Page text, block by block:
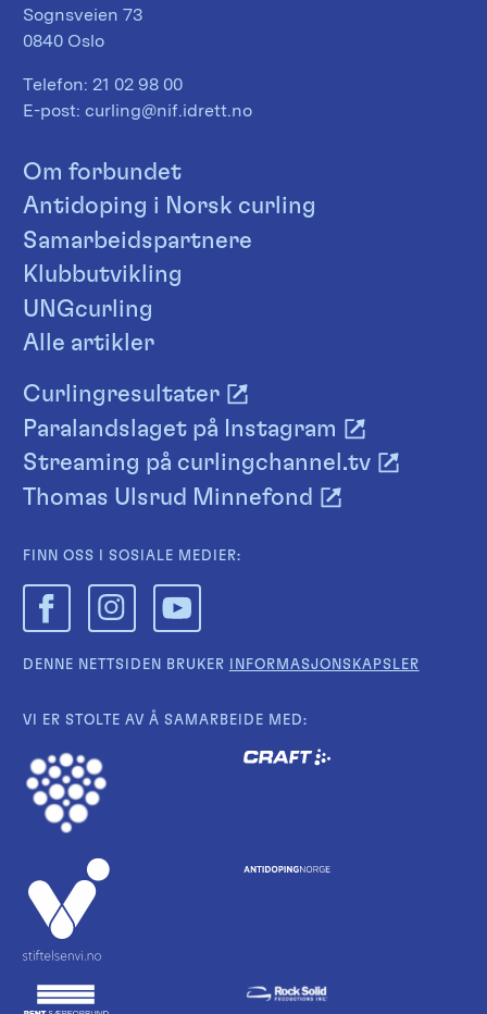
Sognsveien 73
0840 Oslo
Telefon: 21 02 98 00
E-post: curling@nif.idrett.no
Om forbundet
Antidoping i Norsk curling
Samarbeidspartnere
Klubbutvikling
UNGcurling
Alle artikler
Curlingresultater
Paralandslaget på Instagram
Streaming på curlingchannel.tv
Thomas Ulsrud Minnefond
FINN OSS I SOSIALE MEDIER:
DENNE NETTSIDEN BRUKER INFORMASJONSKAPSLER
VI ER STOLTE AV Å SAMARBEIDE MED: